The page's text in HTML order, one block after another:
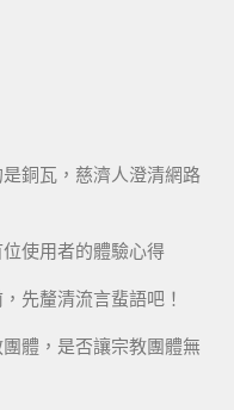
銅瓦，慈濟人澄清網路
位使用者的體驗心得
先釐清流言蜚語吧！
體，是否讓宗教團體無